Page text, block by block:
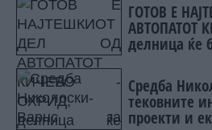
ГОТОВ Е
АВТОПАТОТ
делница ќе
Средба
тековните
проекти и